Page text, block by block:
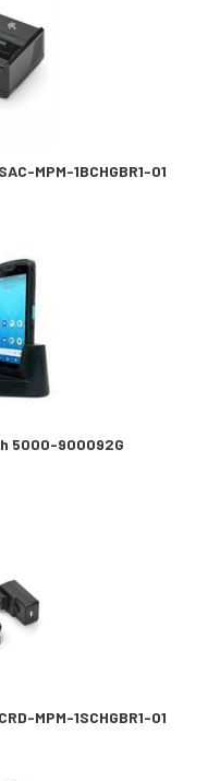
MPM-1BCHGBR1-01
5000-900092G
MPM-1SCHGBR1-01